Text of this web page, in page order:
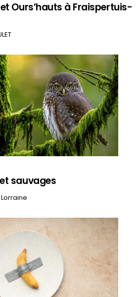
Ours’hauts à Fraispertuis-
sauvages